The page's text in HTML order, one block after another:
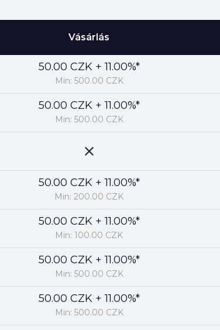
Vásárlás
50.00 CZK + 11.00%*
Min: 500.00 CZK
50.00 CZK + 11.00%*
Min: 500.00 CZK
50.00 CZK + 11.00%*
Min: 200.00 CZK
50.00 CZK + 11.00%*
Min: 100.00 CZK
50.00 CZK + 11.00%*
Min: 500.00 CZK
50.00 CZK + 11.00%*
Min: 500.00 CZK